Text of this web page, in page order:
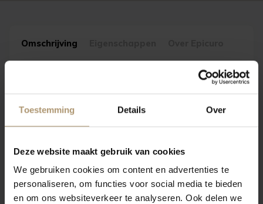
Toestemming Details Over
Deze website maakt gebruik van cookies
We gebruiken cookies om content en advertenties te
personaliseren, om functies voor social media te bieden
en om ons websiteverkeer te analyseren. Ook delen we
Omschrijving
watermeloen, rozen en aromatische kruiden. Zacht en sappig in
om de Primitivo en Negroamaro, maar er zijn ook Montepulciano,
Sangiovese en Trebbiano druiven te vinden. Het is een vrij vlakke